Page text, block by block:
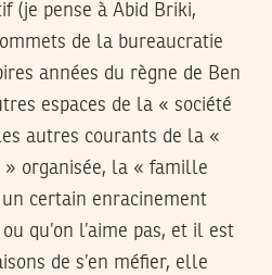
(je pense à Abid Briki,
de la bureaucratie
années du règne de Ben
espaces de la « société
autres courants de la «
organisée, la « famille
certain enracinement
qu’on l’aime pas, et il est
de s’en méfier, elle